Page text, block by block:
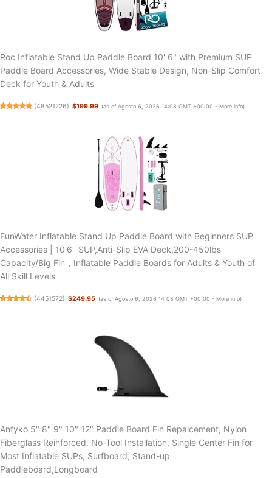
Roc Inflatable Stand Up Paddle Board 10' 6" with Premium SUP
Paddle Board Accessories, Wide Stable Design, Non-Slip Comfort
Deck for Youth & Adults
(48521226) $199.99 (as of Agosto 6, 2026 14:08 GMT +00:00 - More info)
FunWater Inflatable Stand Up Paddle Board with Beginners SUP
Accessories | 10'6'' SUP,Anti-Slip EVA Deck,200-450lbs
Capacity/Big Fin，Inflatable Paddle Boards for Adults & Youth of
All Skill Levels
(4451572) $249.95 (as of Agosto 6, 2026 14:08 GMT +00:00 - More info)
Anfyko 5" 8" 9" 10" 12" Paddle Board Fin Repalcement, Nylon
Fiberglass Reinforced, No-Tool Installation, Single Center Fin for
Most Inflatable SUPs, Surfboard, Stand-up
Paddleboard,Longboard